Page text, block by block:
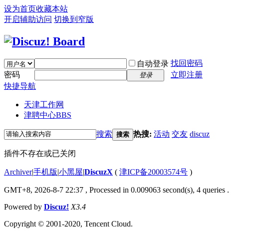
设为首页收藏本站
开启辅助访问 切换到窄版
自动登录 找回密码
密码
登录
立即注册
快捷导航
天津工作网
津聘中心BBS
搜索 搜索 热搜: 活动 交友 discuz
插件不存在或已关闭
Archiver|手机版|小黑屋|DiscuzX ( 津ICP备20003574号 )
GMT+8, 2026-8-7 22:37 , Processed in 0.009063 second(s), 4 queries .
Powered by Discuz! X3.4
Copyright © 2001-2020, Tencent Cloud.